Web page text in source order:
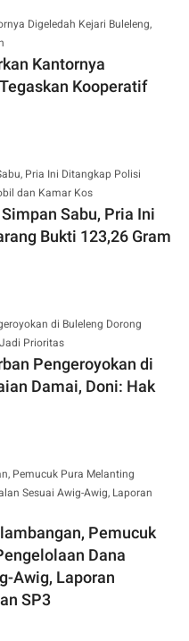
Kantornya
Kooperatif
Sabu, Pria Ini
Bukti 123,26 Gram
Pengeroyokan di
Damai, Doni: Hak
Pemucuk
Dana
Awig, Laporan
SP3